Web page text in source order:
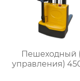
Пешеходный
управления)